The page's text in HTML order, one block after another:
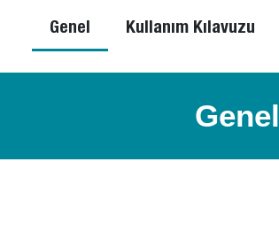
Genel Kullanım Kılavuzu
Genel